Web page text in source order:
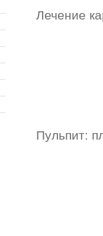
Лечение
Пульпит: